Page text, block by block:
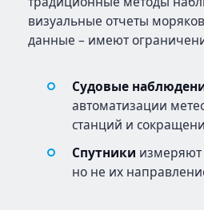
визуальные отчеты
данные – имеют
Судовые
автоматизации
станций и
Спутники измеряют
но не их